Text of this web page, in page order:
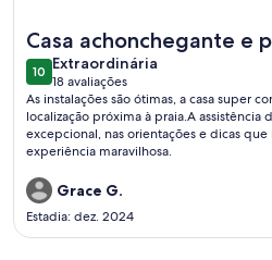
Casa achonchegante e
1010 de 10
Extraordinária
extraordinária
18 avaliações
(18
avaliações)
As instalações são ótimas, a casa super
localização próxima à praia.A assistência
excepcional, nas orientações e dicas que
experiência maravilhosa.
Grace G.
Estadia: dez. 2024